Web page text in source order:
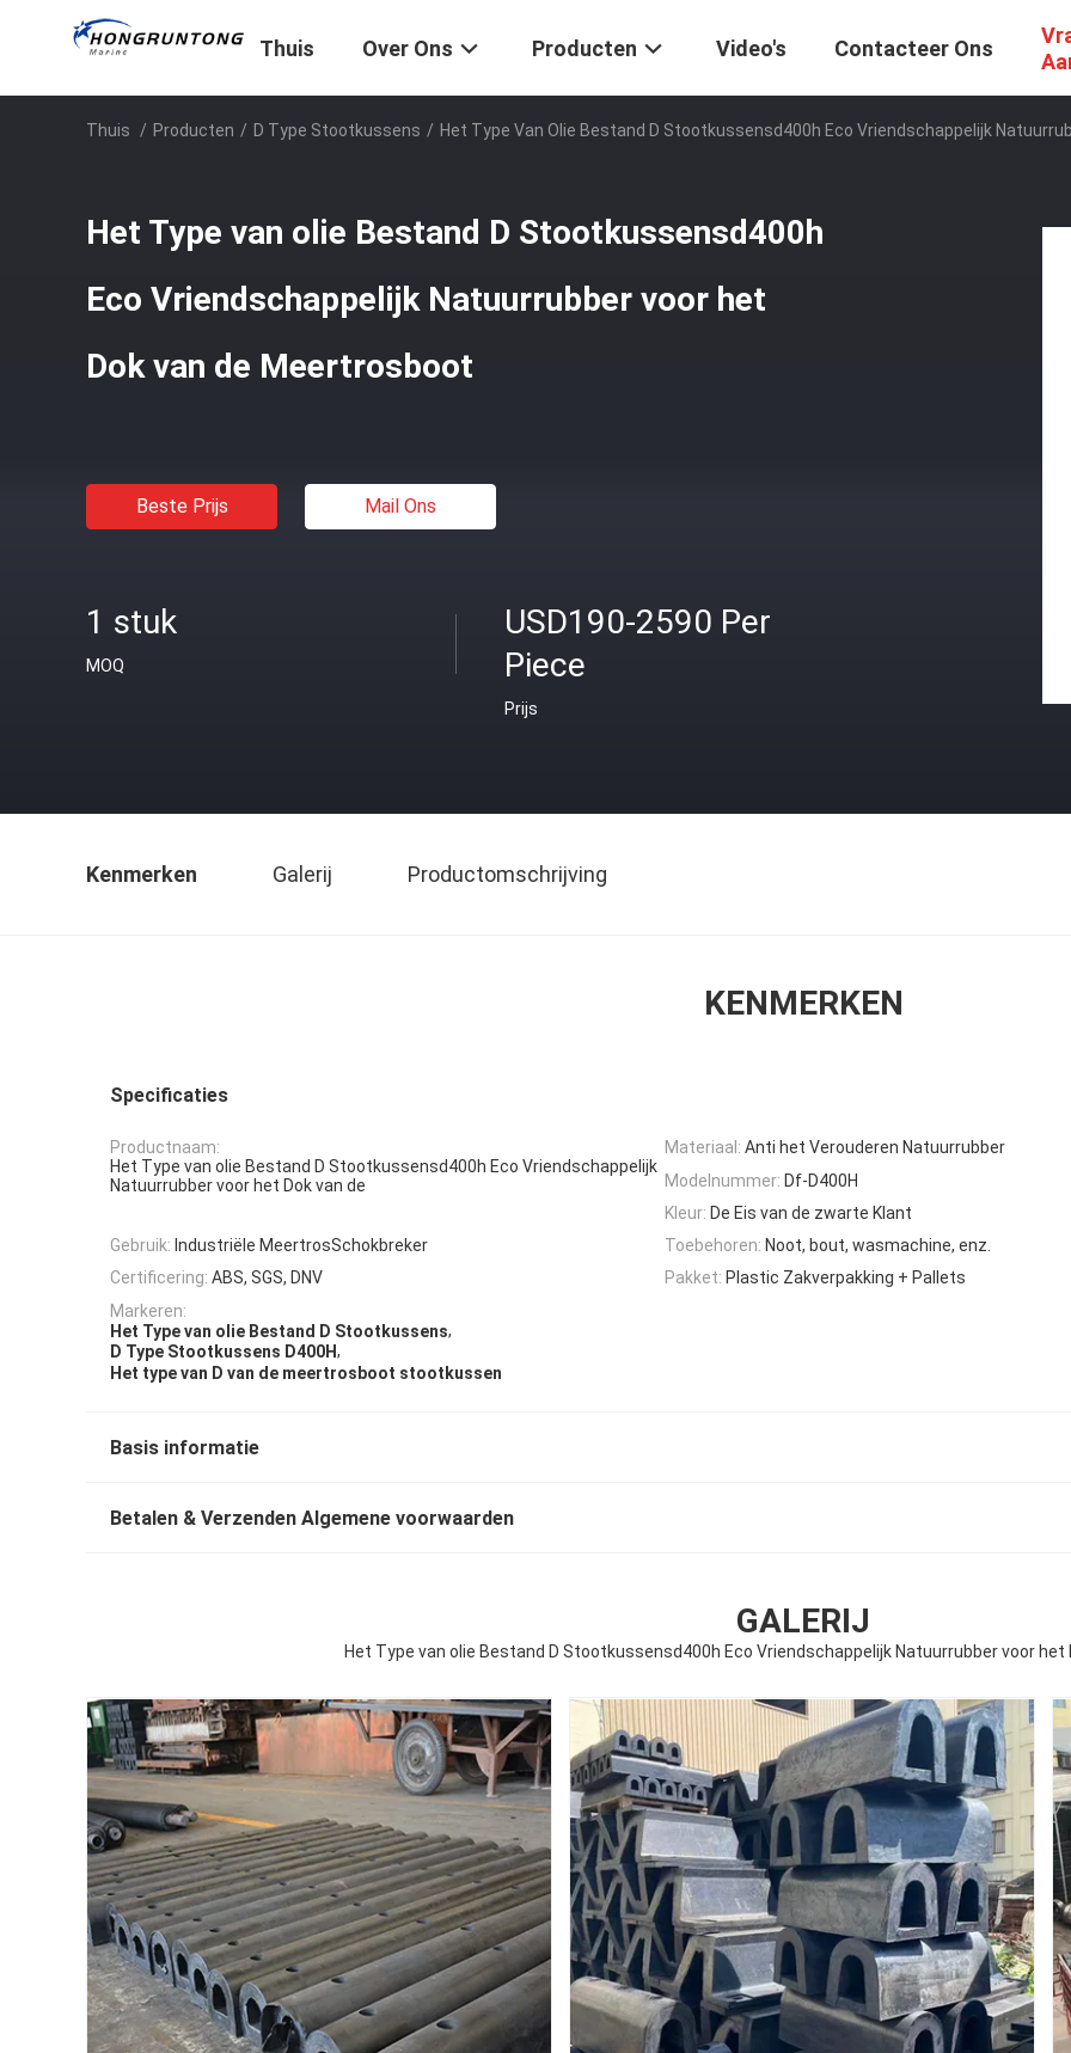
Thuis Over Ons Producten Video's Contacteer Ons
Thuis / Producten / D Type Stootkussens / Het Type Van Olie Bestand D Stootkussensd400h Eco Vriendschappelijk
Het Type van olie Bestand D Stootkussensd400h
Eco Vriendschappelijk Natuurrubber voor het
Dok van de Meertrosboot
Beste Prijs Mail Ons
1 stuk
MOQ
USD190-2590 Per
Piece
Prijs
Kenmerken Galerij Productomschrijving
KENMERKEN
Specificaties
Productnaam:
Het Type van olie Bestand D Stootkussensd400h Eco Vriendschappelijk
Natuurrubber voor het Dok van de
Materiaal: Anti het Verouderen Natuurrubber
Modelnummer: Df-D400H
Kleur: De Eis van de zwarte Klant
Gebruik: Industriële MeertrosSchokbreker Toebehoren: Noot, bout, wasmachine, enz.
Certificering: ABS, SGS, DNV Pakket: Plastic Zakverpakking + Pallets
Markeren:
Het Type van olie Bestand D Stootkussens,
D Type Stootkussens D400H,
Het type van D van de meertrosboot stootkussen
Basis informatie
Betalen & Verzenden Algemene voorwaarden
GALERIJ
Het Type van olie Bestand D Stootkussensd400h Eco Vriendschappelijk Natuurrubber voor